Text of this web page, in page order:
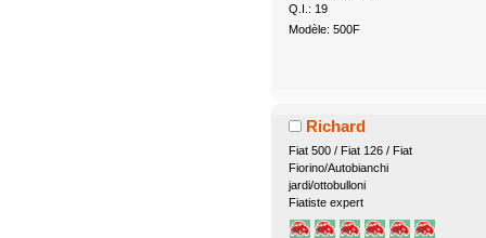
Q.I.: 19
Modèle: 500F
Richard
Fiat 500 / Fiat 126 / Fiat
Fiorino/Autobianchi
jardi/ottobulloni
Fiatiste expert